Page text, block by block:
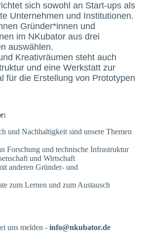
sich sowohl an Start-ups als
Unternehmen und Institutionen.
Gründer*innen und
im NKubator aus drei
auswählen.
Kreativräumen steht auch
und eine Werkstatt zur
für die Erstellung von Prototypen
und Nachhaltigkeit sind unsere Themen
Forschung und technische Infrastruktur
und Wirtschaft
anderen Gründer- und
zum Lernen und zum Austausch
uns melden - info@nkubator.de